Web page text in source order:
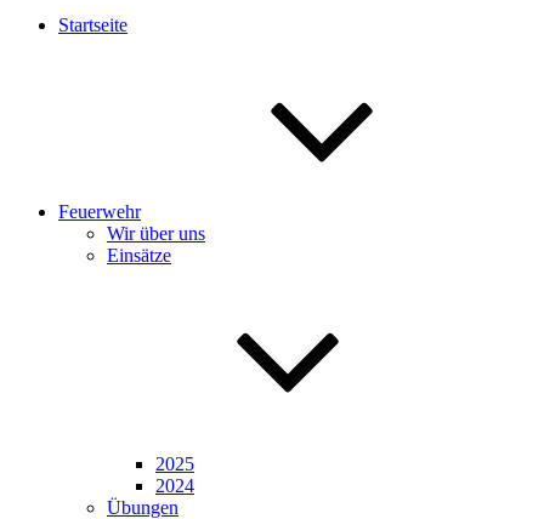
Startseite
Feuerwehr
Wir über uns
Einsätze
2025
2024
Übungen